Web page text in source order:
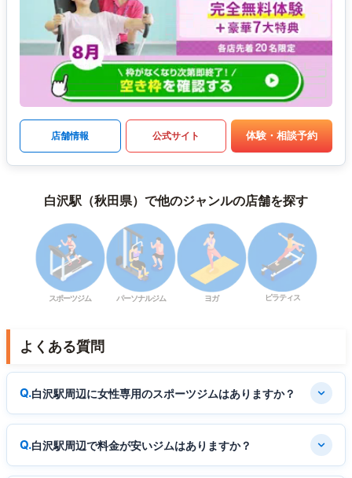
店舗情報 公式サイト 体験・相談予約
白沢駅（秋田県）で他のジャンルの店舗を探す
スポーツジム パーソナルジム ヨガ ピラティス
よくある質問
白沢駅周辺に女性専用のスポーツジムはありますか？
白沢駅周辺で料金が安いジムはありますか？